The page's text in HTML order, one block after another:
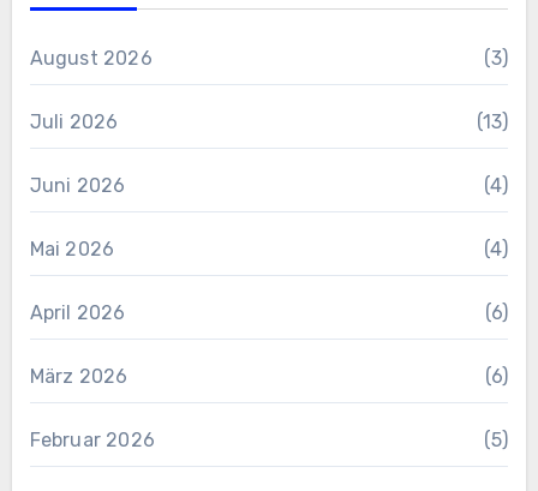
August 2026 (3)
Juli 2026 (13)
Juni 2026 (4)
Mai 2026 (4)
April 2026 (6)
März 2026 (6)
Februar 2026 (5)